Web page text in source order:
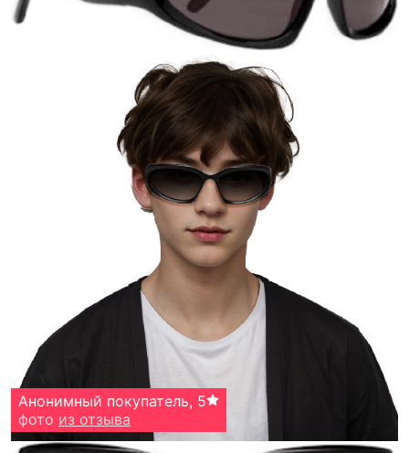
Анонимный покупатель, 5
фото из отзыва